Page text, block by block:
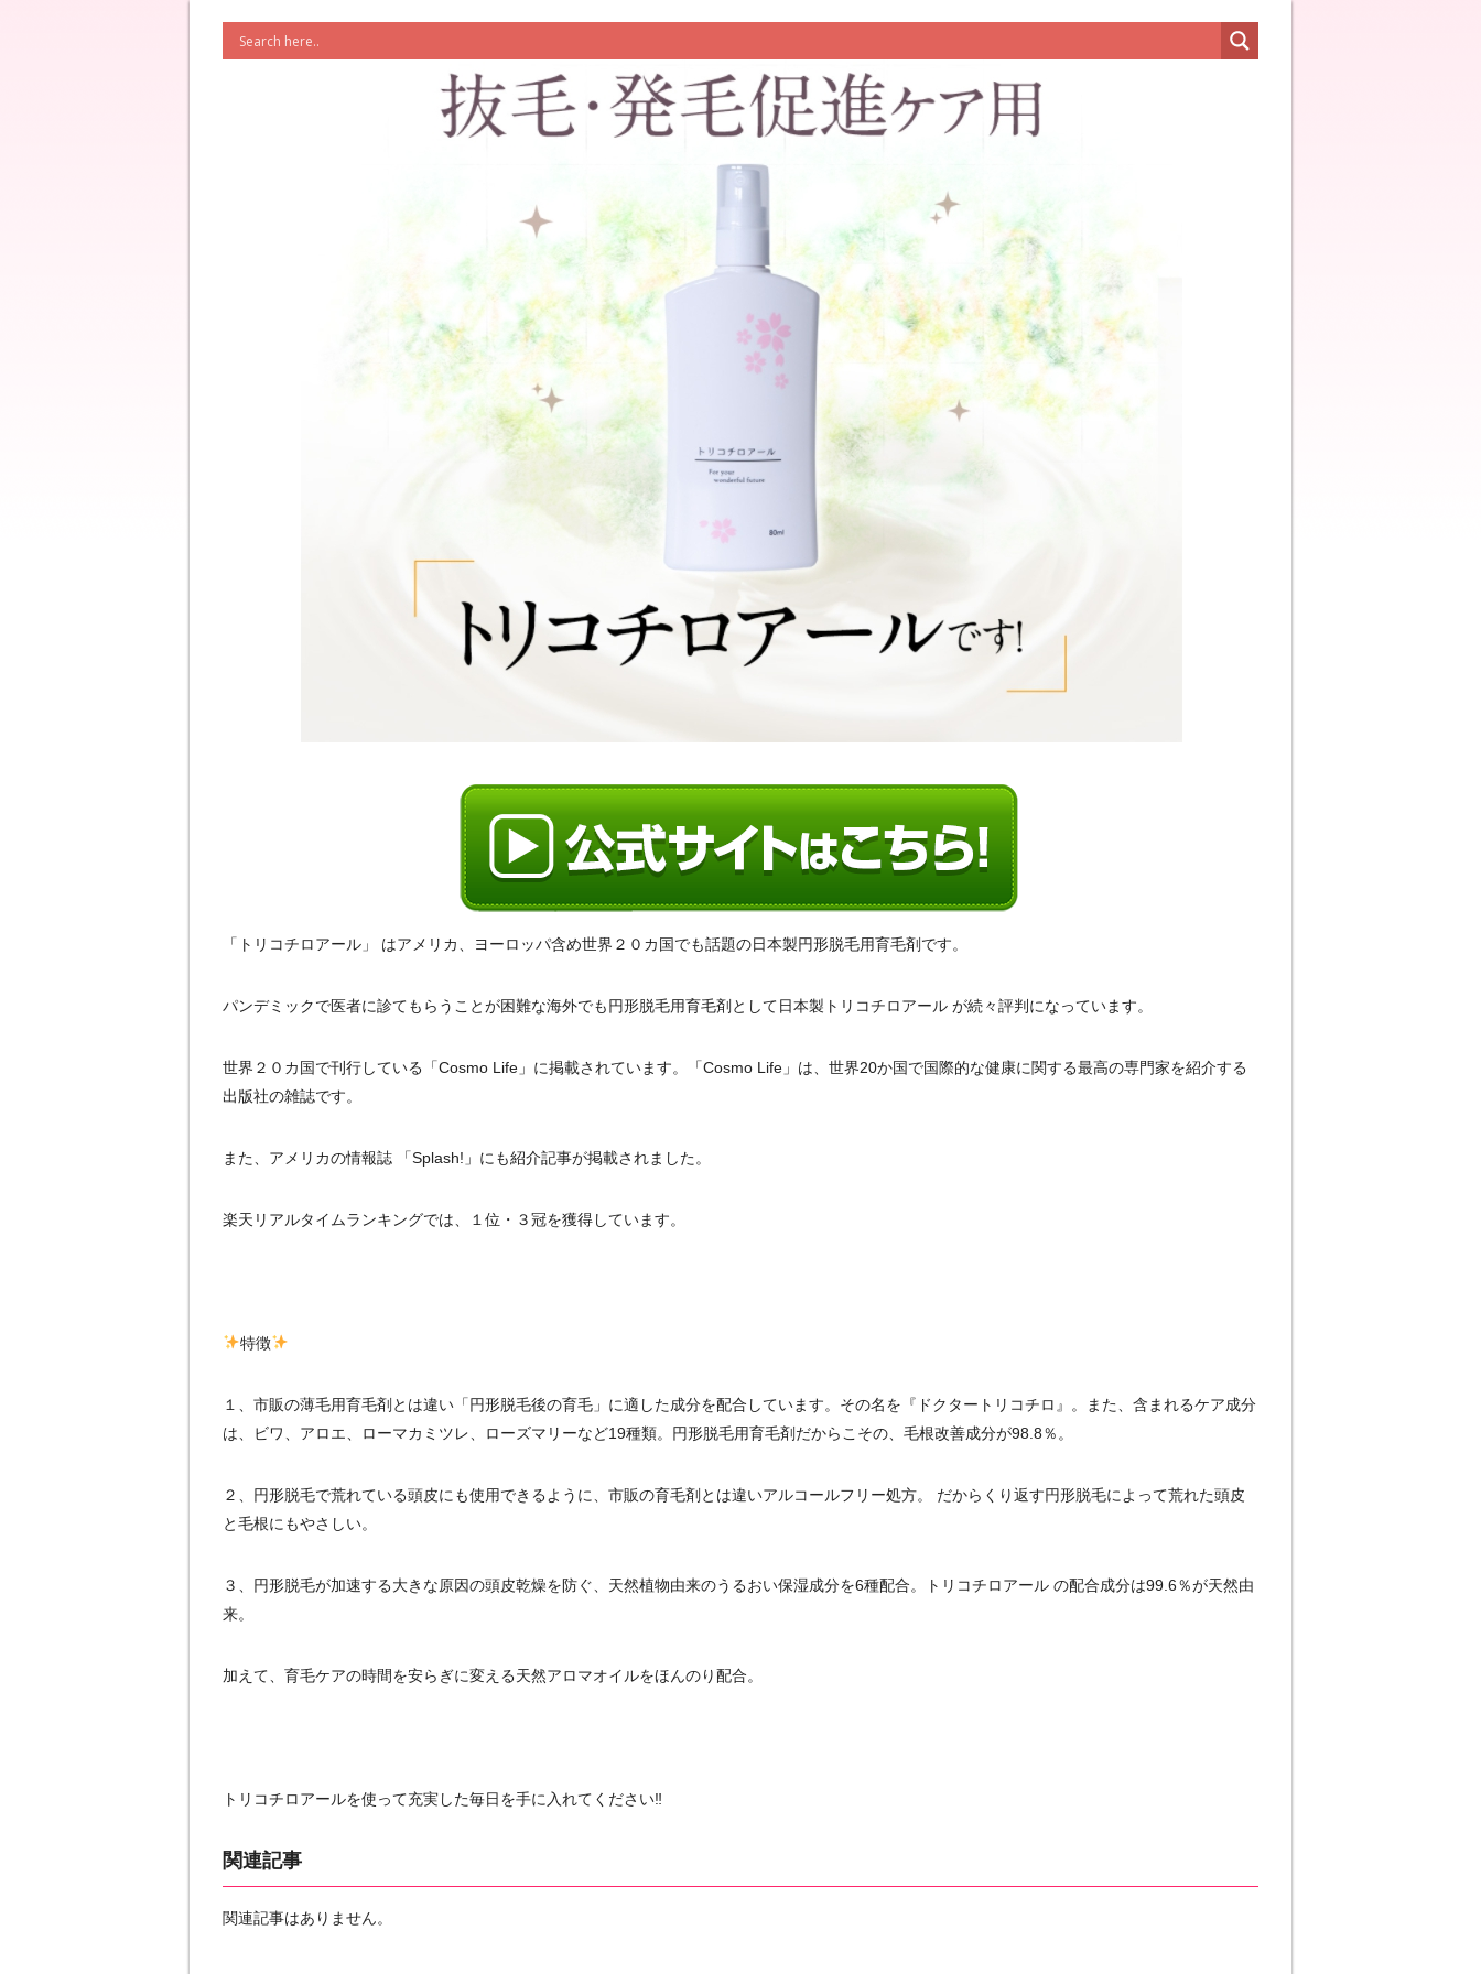
「トリコチロアール」 はアメリカ、ヨーロッパ含め世界２０カ国でも話題の日本製円形脱毛用育毛剤です。
パンデミックで医者に診てもらうことが困難な海外でも円形脱毛用育毛剤として日本製トリコチロアール が続々評判になっています。
世界２０カ国で刊行している「Cosmo Life」に掲載されています。「Cosmo Life」は、世界20か国で国際的な健康に関する最高の専門家を紹介する
出版社の雑誌です。
また、アメリカの情報誌 「Splash!」にも紹介記事が掲載されました。
楽天リアルタイムランキングでは、１位・３冠を獲得しています。
特徴
１、市販の薄毛用育毛剤とは違い「円形脱毛後の育毛」に適した成分を配合しています。その名を『ドクタートリコチロ』。また、含まれるケア成分
は、ビワ、アロエ、ローマカミツレ、ローズマリーなど19種類。円形脱毛用育毛剤だからこその、毛根改善成分が98.8％。
２、円形脱毛で荒れている頭皮にも使用できるように、市販の育毛剤とは違いアルコールフリー処方。 だからくり返す円形脱毛によって荒れた頭皮
と毛根にもやさしい。
３、円形脱毛が加速する大きな原因の頭皮乾燥を防ぐ、天然植物由来のうるおい保湿成分を6種配合。トリコチロアール の配合成分は99.6％が天然由
来。
加えて、育毛ケアの時間を安らぎに変える天然アロマオイルをほんのり配合。
トリコチロアールを使って充実した毎日を手に入れてください‼
関連記事
関連記事はありません。